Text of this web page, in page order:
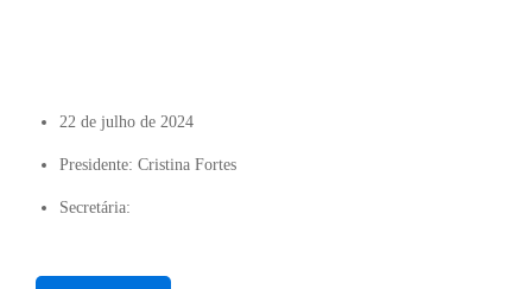
22 de julho de 2024
Presidente: Cristina Fortes
Secretária: